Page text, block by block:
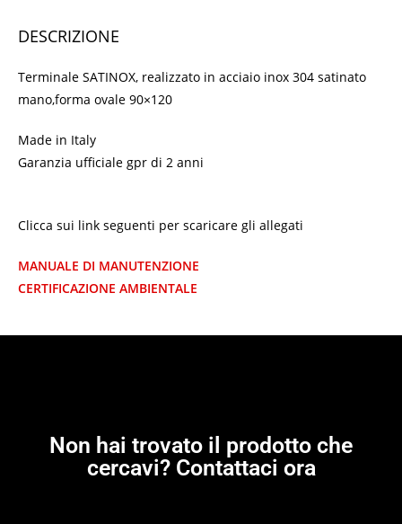
DESCRIZIONE
Terminale SATINOX, realizzato in acciaio inox 304 satinato
mano,forma ovale 90×120
Made in Italy
Garanzia ufficiale gpr di 2 anni
Clicca sui link seguenti per scaricare gli allegati
MANUALE DI MANUTENZIONE
CERTIFICAZIONE AMBIENTALE
Non hai trovato il prodotto che
cercavi? Contattaci ora